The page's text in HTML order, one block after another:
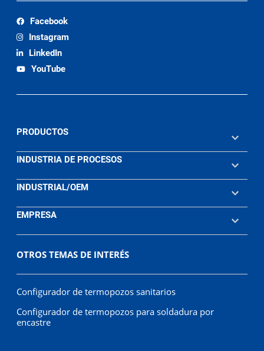
Facebook
Instagram
LinkedIn
YouTube
PRODUCTOS
INDUSTRIA DE PROCESOS
INDUSTRIAL/OEM
EMPRESA
OTROS TEMAS DE INTERÉS
Configurador de termopozos sanitarios
Configurador de termopozos para soldadura por
encastre